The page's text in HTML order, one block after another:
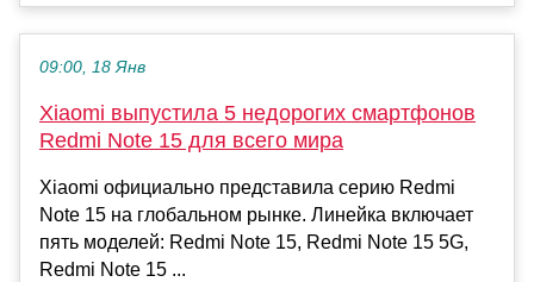
09:00, 18 Янв
Xiaomi выпустила 5 недорогих смартфонов
Redmi Note 15 для всего мира
Xiaomi официально представила серию Redmi
Note 15 на глобальном рынке. Линейка включает
пять моделей: Redmi Note 15, Redmi Note 15 5G,
Redmi Note 15 ...